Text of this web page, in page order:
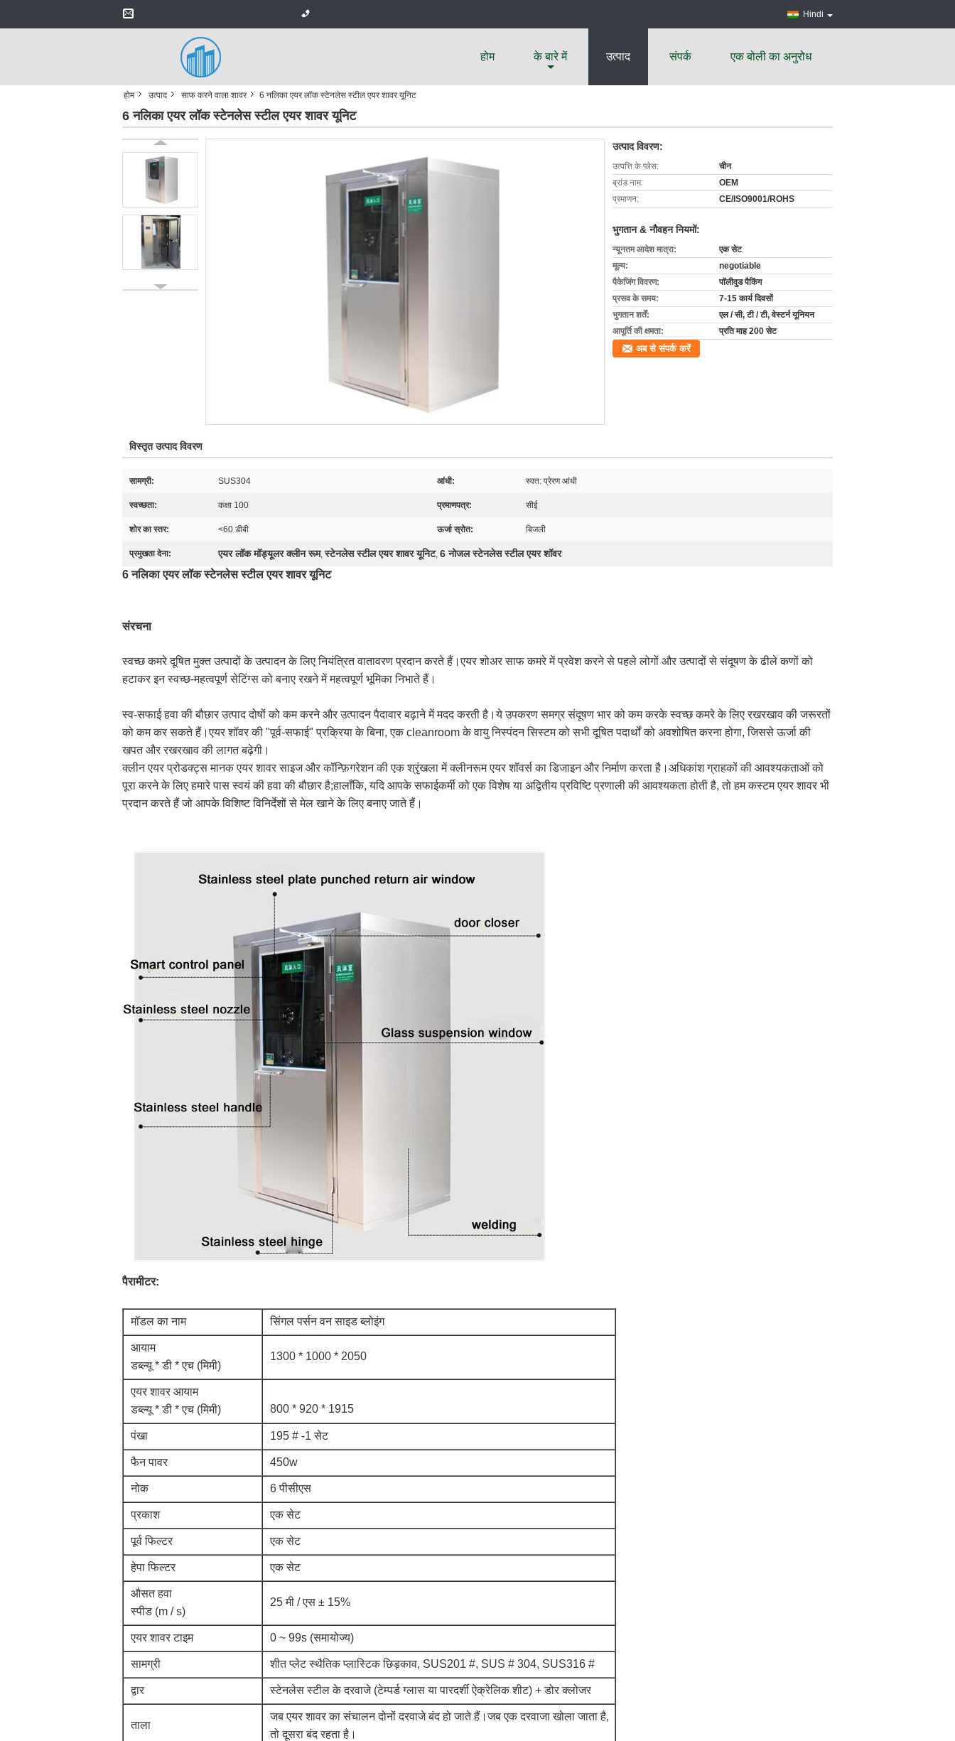
Hindi
होम के बारे में उत्पाद संपर्क एक बोली का अनुरोध
होम उत्पाद साफ करने वाला शावर 6 नलिका एयर लॉक स्टेनलेस स्टील एयर शावर यूनिट
6 नलिका एयर लॉक स्टेनलेस स्टील एयर शावर यूनिट
उत्पाद विवरण:
उत्पत्ति के प्लेस:
चीन
ब्रांड नाम:
OEM
प्रमाणन:
CE/ISO9001/ROHS
भुगतान & नौवहन नियमों:
न्यूनतम आदेश मात्रा:
एक सेट
मूल्य:
negotiable
पैकेजिंग विवरण:
पॉलीवुड पैकिंग
प्रसव के समय:
7-15 कार्य दिवसों
भुगतान शर्तें:
एल / सी, टी / टी, वेस्टर्न यूनियन
आपूर्ति की क्षमता:
प्रति माह 200 सेट
अब से संपर्क करें
विस्तृत उत्पाद विवरण
सामग्री: SUS304 आंधी: स्वत: प्रेरण आंधी
स्वच्छता: कक्षा 100 प्रमाणपत्र: सीई
शोर का स्तर: <60 डीबी ऊर्जा स्रोत: बिजली
प्रमुखता देना: एयर लॉक मॉड्यूलर क्लीन रूम,स्टेनलेस स्टील एयर शावर यूनिट, 6 नोजल स्टेनलेस स्टील एयर शॉवर
6 नलिका एयर लॉक स्टेनलेस स्टील एयर शावर यूनिट
संरचना
स्वच्छ कमरे दूषित मुक्त उत्पादों के उत्पादन के लिए नियंत्रित वातावरण प्रदान करते हैं।एयर शोअर साफ कमरे में प्रवेश करने से पहले लोगों और उत्पादों से संदूषण के ढीले कणों को
हटाकर इन स्वच्छ-महत्वपूर्ण सेटिंग्स को बनाए रखने में महत्वपूर्ण भूमिका निभाते हैं।
स्व-सफाई हवा की बौछार उत्पाद दोषों को कम करने और उत्पादन पैदावार बढ़ाने में मदद करती है।ये उपकरण समग्र संदूषण भार को कम करके स्वच्छ कमरे के लिए रखरखाव की जरूरतों
को कम कर सकते हैं।एयर शॉवर की "पूर्व-सफाई" प्रक्रिया के बिना, एक cleanroom के वायु निस्पंदन सिस्टम को सभी दूषित पदार्थों को अवशोषित करना होगा, जिससे ऊर्जा की
खपत और रखरखाव की लागत बढ़ेगी।
क्लीन एयर प्रोडक्ट्स मानक एयर शावर साइज और कॉन्फ़िगरेशन की एक श्रृंखला में क्लीनरूम एयर शॉवर्स का डिजाइन और निर्माण करता है।अधिकांश ग्राहकों की आवश्यकताओं को
पूरा करने के लिए हमारे पास स्वयं की हवा की बौछार है;हालाँकि, यदि आपके सफाईकर्मी को एक विशेष या अद्वितीय प्रविष्टि प्रणाली की आवश्यकता होती है, तो हम कस्टम एयर शावर भी
प्रदान करते हैं जो आपके विशिष्ट विनिर्देशों से मेल खाने के लिए बनाए जाते हैं।
पैरामीटर:
मॉडल का नाम सिंगल पर्सन वन साइड ब्लोइंग
आयाम
डब्ल्यू * डी * एच (मिमी)
1300 * 1000 * 2050
एयर शावर आयाम
डब्ल्यू * डी * एच (मिमी)
800 * 920 * 1915
पंखा 195 # -1 सेट
फैन पावर 450w
नोक 6 पीसीएस
प्रकाश एक सेट
पूर्व फिल्टर एक सेट
हेपा फिल्टर एक सेट
औसत हवा
स्पीड (m / s)
25 मी / एस ± 15%
एयर शावर टाइम 0 ~ 99s (समायोज्य)
सामग्री शीत प्लेट स्थैतिक प्लास्टिक छिड़काव, SUS201 #, SUS # 304, SUS316 #
द्वार स्टेनलेस स्टील के दरवाजे (टेम्पर्ड ग्लास या पारदर्शी ऐक्रेलिक शीट) + डोर क्लोजर
ताला
जब एयर शावर का संचालन दोनों दरवाजे बंद हो जाते हैं।जब एक दरवाजा खोला जाता है,
तो दूसरा बंद रहता है।